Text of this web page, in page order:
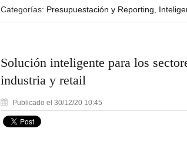
Categorías: Presupuestación y Reporting,
Solución inteligente para los
industria y retail
Publicado el 30/12/20 10:45